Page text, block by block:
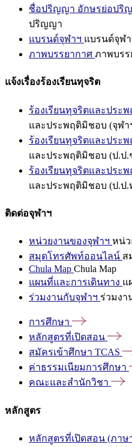
ชื่อปริญญา อักษรย่อปริ
ปริญญา
แบรนด์จุฬาฯ แบรนด์จุฬ
ภาพบรรยากาศ ภาพบรร
แจ้งเรื่องร้องเรียนทุจริต
ร้องเรียนทุจริตและประ
และประพฤติมิชอบ (จุฬา
ร้องเรียนทุจริตและประ
และประพฤติมิชอบ (ป.ป.
ร้องเรียนทุจริตและประ
และประพฤติมิชอบ (ป.ป.
ติดต่อจุฬาฯ
หน่วยงานของจุฬาฯ หน่ว
สมุดโทรศัพท์ออนไลน์ ส
Chula Map Chula Map
แผนที่และการเดินทาง แ
ร่วมงานกับจุฬาฯ ร่วมงา
การศึกษา
หลักสูตรที่เปิดสอน
สมัครเข้าศึกษา TCAS
ค่าธรรมเนียมการศึกษา
คณะและสำนักวิชา
หลักสูตร
หลักสูตรที่เปิดสอน (ภาษ